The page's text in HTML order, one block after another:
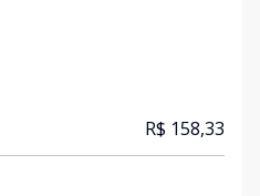
R$ 158,33